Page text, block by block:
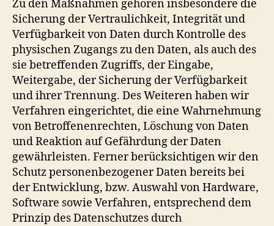
Zu den Maßnahmen gehören insbesondere die
Sicherung der Vertraulichkeit, Integrität und
Verfügbarkeit von Daten durch Kontrolle des
physischen Zugangs zu den Daten, als auch des
sie betreffenden Zugriffs, der Eingabe,
Weitergabe, der Sicherung der Verfügbarkeit
und ihrer Trennung. Des Weiteren haben wir
Verfahren eingerichtet, die eine Wahrnehmung
von Betroffenenrechten, Löschung von Daten
und Reaktion auf Gefährdung der Daten
gewährleisten. Ferner berücksichtigen wir den
Schutz personenbezogener Daten bereits bei
der Entwicklung, bzw. Auswahl von Hardware,
Software sowie Verfahren, entsprechend dem
Prinzip des Datenschutzes durch